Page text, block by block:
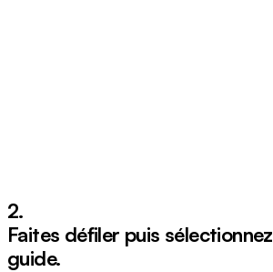
2.
Faites défiler puis sélectionnez
guide.